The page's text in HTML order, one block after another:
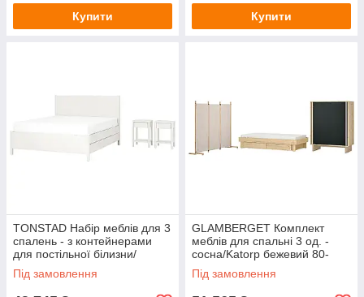
Купити Купити
TONSTAD Набір меблів для 3
спалень - з контейнерами
для постільної білизни/
кремовий 140х200 см IKEA
495.775.85
Під замовлення
GLAMBERGET Комплект
меблів для спальні 3 од. -
сосна/Katorp бежевий 80-
160x200 см IKEA 595.763.16
Під замовлення